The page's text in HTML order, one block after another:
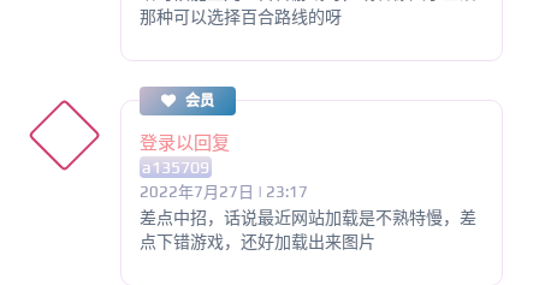
那种可以选择百合路线的呀
会员
登录以回复
a135709
2022年7月27日 | 23:17
差点中招，话说最近网站加载是不熟特慢，差
点下错游戏，还好加载出来图片